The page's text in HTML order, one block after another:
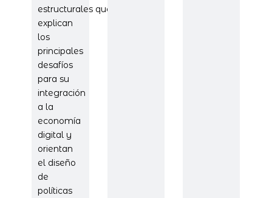
estructurales que
explican
los
principales
desafíos
para su
integración
a la
economía
digital y
orientan
el diseño
de
políticas